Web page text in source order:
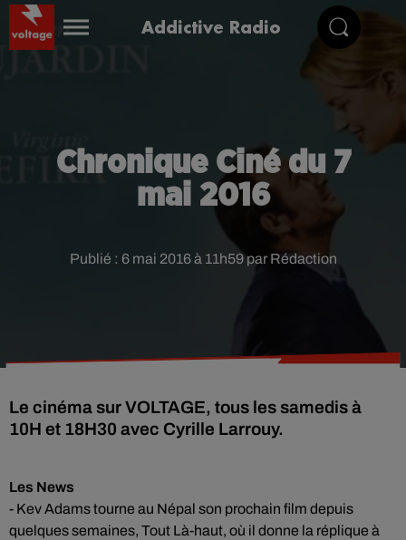
Addictive Radio
Chronique Ciné du 7
mai 2016
Publié : 6 mai 2016 à 11h59 par Rédaction
Le cinéma sur VOLTAGE, tous les samedis à
10H et 18H30 avec Cyrille Larrouy.
Les News
- Kev Adams tourne au Népal son prochain film depuis
quelques semaines, Tout Là-haut, où il donne la réplique à